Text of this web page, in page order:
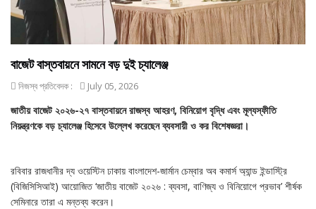
বাজেট বাস্তবায়নে সামনে বড় দুই চ্যালেঞ্জ
নিজস্ব প্রতিবেদক : July 05, 2026
জাতীয় বাজেট ২০২৬-২৭ বাস্তবায়নে রাজস্ব আহরণ, বিনিয়োগ বৃদ্ধি এবং মূল্যস্ফীতি
নিয়ন্ত্রণকে বড় চ্যালেঞ্জ হিসেবে উল্লেখ করেছেন ব্যবসায়ী ও কর বিশেষজ্ঞরা।
রবিবার রাজধানীর দ্য ওয়েস্টিন ঢাকায় বাংলাদেশ-জার্মান চেম্বার অব কমার্স অ্যান্ড ইন্ডাস্ট্রি
(বিজিসিসিআই) আয়োজিত ‘জাতীয় বাজেট ২০২৬ : ব্যবসা, বাণিজ্য ও বিনিয়োগে প্রভাব’ শীর্ষক
সেমিনারে তারা এ মন্তব্য করেন।